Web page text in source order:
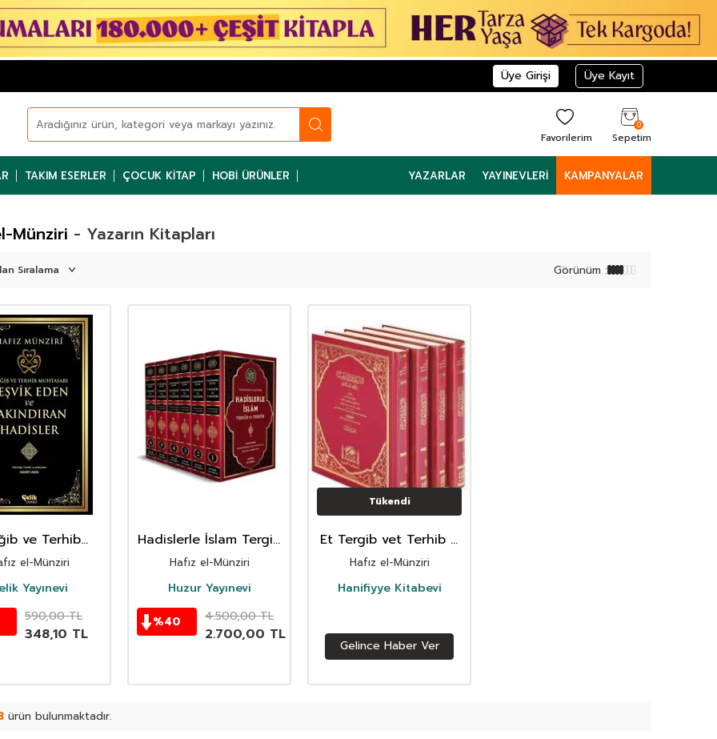
Üye Girişi Üye Kayıt
Favorilerim
0
Sepetim
TAKIM ESERLER ÇOCUK KITAP HOBI ÜRÜNLER YAZARLAR YAYINEVLERI KAMPANYALAR
- Yazarın Kitapları
Münziri
Görünüm :
ve Terhib
Teşvik Eden
Hadisler
el-Münziri
Yayınevi
590,00TL
348,10 TL
Hadislerle İslam Tergib
ve Terhib - 6 Cilt
Takım
Hafız el-Münziri
Huzur Yayınevi
%40 4.500,00TL
2.700,00 TL
Tükendi
Et Tergib vet Terhib 4
Cilt Takim Arapça -
??????? ???????? ??
?????? ?????? 1-4
Hafız el-Münziri
Hanifiyye Kitabevi
Gelince Haber Ver
ürün bulunmaktadır.